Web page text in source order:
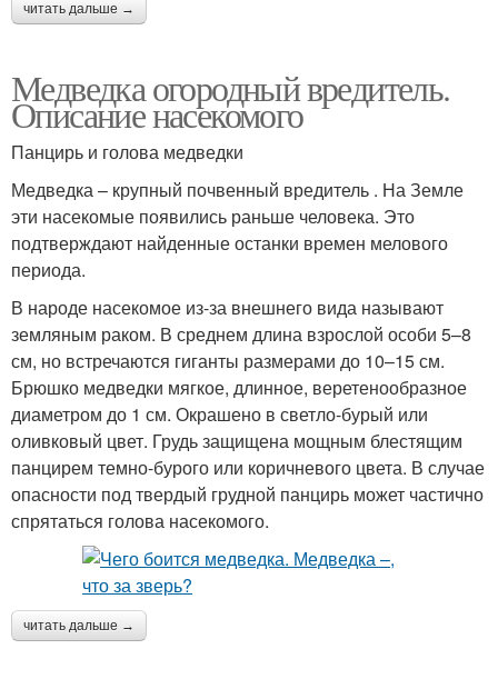
читать дальше →
Медведка огородный вредитель.
Описание насекомого
Панцирь и голова медведки
Медведка – крупный почвенный вредитель . На Земле
эти насекомые появились раньше человека. Это
подтверждают найденные останки времен мелового
периода.
В народе насекомое из-за внешнего вида называют
земляным раком. В среднем длина взрослой особи 5–8
см, но встречаются гиганты размерами до 10–15 см.
Брюшко медведки мягкое, длинное, веретенообразное
диаметром до 1 см. Окрашено в светло-бурый или
оливковый цвет. Грудь защищена мощным блестящим
панцирем темно-бурого или коричневого цвета. В случае
опасности под твердый грудной панцирь может частично
спрятаться голова насекомого.
читать дальше →